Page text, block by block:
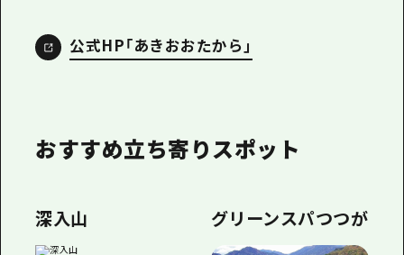
公式HP「あきおおたから」
おすすめ立ち寄りスポット
深入山 グリーンスパつつが